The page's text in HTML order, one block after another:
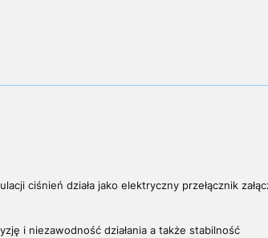
ciśnień działa jako elektryczny przełącznik
i niezawodność działania a także stabilność